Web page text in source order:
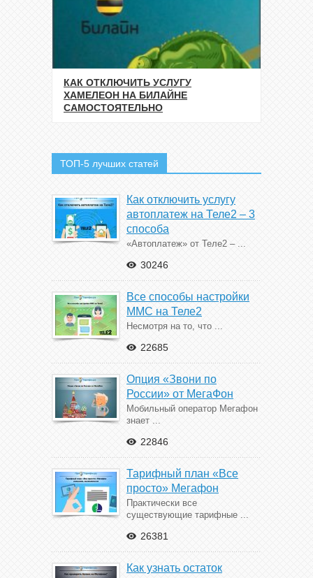
КАК ОТКЛЮЧИТЬ УСЛУГУ
ХАМЕЛЕОН НА БИЛАЙНЕ
САМОСТОЯТЕЛЬНО
ТОП-5 лучших статей
Как отключить услугу
автоплатеж на Теле2 – 3
способа
«Автоплатеж» от Теле2 – ...
30246
Все способы настройки
ММС на Теле2
Несмотря на то, что ...
22685
Опция «Звони по
России» от МегаФон
Мобильный оператор Мегафон
знает ...
22846
Тарифный план «Все
просто» Мегафон
Практически все
существующие тарифные ...
26381
Как узнать остаток